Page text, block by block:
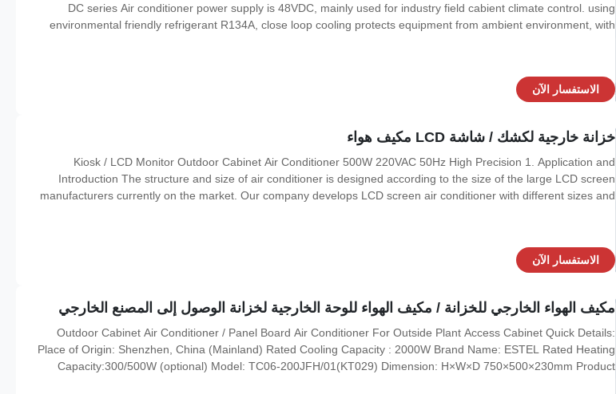
DC series Air conditioner power supply is 48VDC, mainly used for industry field cabient climate control. using
environmental friendly refrigerant R134A, close loop cooling protects equipment from ambient environment, with
الاستفسار الآن
خزانة خارجية لكشك / شاشة LCD مكيف هواء
Kiosk / LCD Monitor Outdoor Cabinet Air Conditioner 500W 220VAC 50Hz High Precision 1. Application and
Introduction The structure and size of air conditioner is designed according to the size of the large LCD screen
manufacturers currently on the market. Our company develops LCD screen air conditioner with different sizes and
الاستفسار الآن
مكيف الهواء الخارجي للخزانة / مكيف الهواء للوحة الخارجية لخزانة الوصول إلى المصنع الخارجي
Outdoor Cabinet Air Conditioner / Panel Board Air Conditioner For Outside Plant Access Cabinet Quick Details:
Place of Origin: Shenzhen, China (Mainland) Rated Cooling Capacity : 2000W Brand Name: ESTEL Rated Heating
Capacity:300/500W (optional) Model: TC06-200JFH/01(KT029) Dimension: H×W×D 750×500×230mm Product